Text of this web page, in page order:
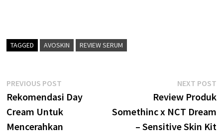
TAGGED AVOSKIN REVIEW SERUM
Post
navigation
PREVIOUS POSTPrevious
post:
Rekomendasi Day
Cream Untuk
Mencerahkan
NEXT POST
Review Produk
Somethinc x NCT Dream
– Sensitive Skin Kit